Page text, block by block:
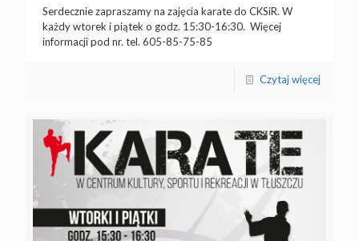
Serdecznie zapraszamy na zajęcia karate do CKSiR. W
każdy wtorek i piątek o godz. 15:30-16:30. Więcej
informacji pod nr. tel. 605-85-75-85
Czytaj więcej